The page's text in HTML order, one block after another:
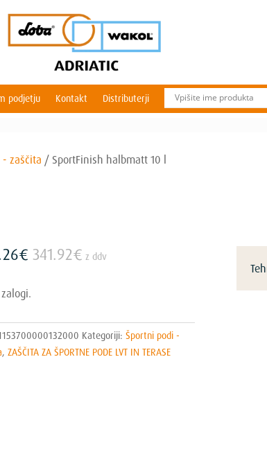
podjetju Kontakt Distributerji
zaščita / SportFinish halbmatt 10 l
€ 341.92€ z ddv
Kategoriji: Športni podi -
, ZAŠČITA ZA ŠPORTNE PODE LVT IN TERASE